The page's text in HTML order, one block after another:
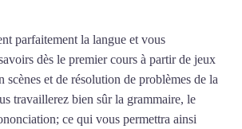
parfaitement la langue et vous
dès le premier cours à partir de jeux
scènes et de résolution de problèmes de la
travaillerez bien sûr la grammaire, le
ce qui vous permettra ainsi